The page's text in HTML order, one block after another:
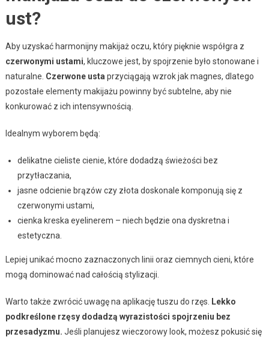
ust?
Aby uzyskać harmonijny makijaż oczu, który pięknie współgra z
czerwonymi ustami, kluczowe jest, by spojrzenie było stonowane i
naturalne. Czerwone usta przyciągają wzrok jak magnes, dlatego
pozostałe elementy makijażu powinny być subtelne, aby nie
konkurować z ich intensywnością.
Idealnym wyborem będą:
delikatne cieliste cienie, które dodadzą świeżości bez
przytłaczania,
jasne odcienie brązów czy złota doskonale komponują się z
czerwonymi ustami,
cienka kreska eyelinerem – niech będzie ona dyskretna i
estetyczna.
Lepiej unikać mocno zaznaczonych linii oraz ciemnych cieni, które
mogą dominować nad całością stylizacji.
Warto także zwrócić uwagę na aplikację tuszu do rzęs.
Lekko
podkreślone rzęsy dodadzą wyrazistości spojrzeniu bez
przesadyzmu. Jeśli planujesz wieczorowy look, możesz pokusić się